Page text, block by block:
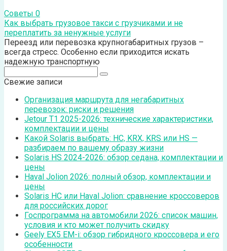
Советы 0
Как выбрать грузовое такси с грузчиками и не
переплатить за ненужные услуги
Переезд или перевозка крупногабаритных грузов –
всегда стресс. Особенно если приходится искать
надежную транспортную
Свежие записи
Организация маршрута для негабаритных
перевозок: риски и решения
Jetour T1 2025-2026: технические характеристики,
комплектации и цены
Какой Solaris выбрать: HC, KRX, KRS или HS —
разбираем по вашему образу жизни
Solaris HS 2024-2026: обзор седана, комплектации и
цены
Haval Jolion 2026: полный обзор, комплектации и
цены
Solaris HC или Haval Jolion: сравнение кроссоверов
для российских дорог
Госпрограмма на автомобили 2026: список машин,
условия и кто может получить скидку
Geely EX5 EM-i: обзор гибридного кроссовера и его
особенности